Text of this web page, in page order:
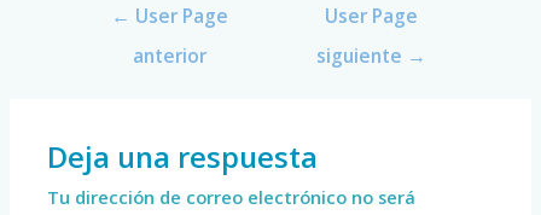
← User Page
anterior
User Page
siguiente →
Deja una respuesta
Tu dirección de correo electrónico no será